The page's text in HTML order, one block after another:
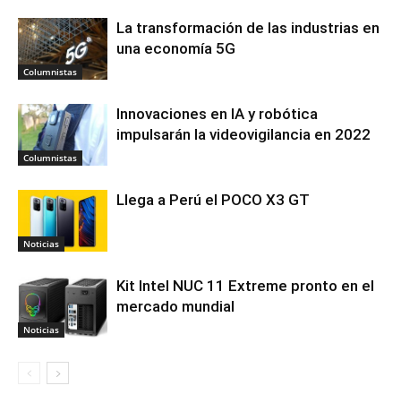
Columnistas
La transformación de las industrias en
una economía 5G
Columnistas
Innovaciones en IA y robótica
impulsarán la videovigilancia en 2022
Noticias
Llega a Perú el POCO X3 GT
Noticias
Kit Intel NUC 11 Extreme pronto en el
mercado mundial